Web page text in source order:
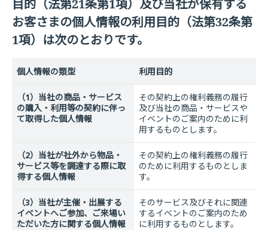
目的（法第21条第1項）及び当社が保有する
お客さまの個人情報の利用目的（法第32条第
1項）は次のとおりです。
個人情報の類型 利用目的
（1）当社の商品・サービス
の購入・利用等の契約に伴っ
て取得した個人情報
その契約上の権利義務の履行
及び当社の商品・サービスや
イベントのご案内のために利
用するものとします。
（2）当社が社外から物品・
サービス等を調達する際に取
得する個人情報
その契約上の権利義務の履行
のために利用するものとしま
す。
（3）当社が主催・出展する
イベントへご参加、ご来場い
ただいた方に関する個人情報
そのサービス及びそれに関連
するイベントのご案内のため
に利用するものとします。